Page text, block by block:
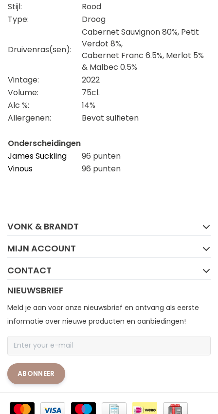
Stijl:
Rood
Type:
Droog
Druivenras(sen):
Cabernet Sauvignon 80%, Petit
Verdot 8%,
Cabernet Franc 6.5%, Merlot 5%
& Malbec 0.5%
Vintage:
2022
Volume:
75cl.
Alc %:
14%
Allergenen:
Bevat sulfieten
Onderscheidingen
James Suckling
96 punten
Vinous
96 punten
VONK & BRANDT
MIJN ACCOUNT
CONTACT
NIEUWSBRIEF
Meld je aan voor onze nieuwsbrief en ontvang als eerste
informatie over nieuwe producten en aanbiedingen!
ABONNEER